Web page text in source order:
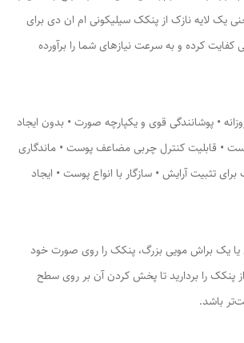
یک لایه نازک از پنکک سیلیکونی ام ان دی برای
کرده و به سرعت نیازهای شما را برآورده
• پوشانندگی قوی و یکپارچه صورت • بدون ایجاد
• قابلیت کنترل چربی مضاعف پوست • ماندگاری
تثبیت آرایش • سازگار با انواع پوست • ایجاد
یا یک براش مویی بزرگ، پنکک را روی صورت خود
پنکک را بردارید تا پخش کردن آن بر روی سطح
باشد.